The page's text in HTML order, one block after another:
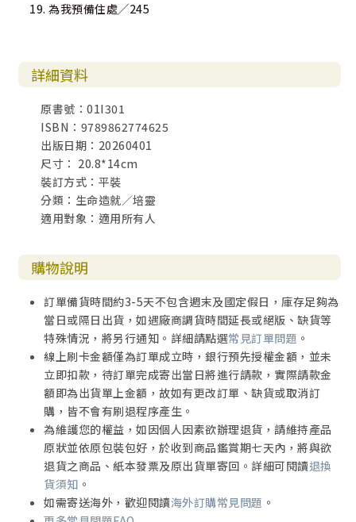
19. 為我預備住處╱245
詳細資料
原書號：01I301
ISBN：9789862774625
出版日期：20260401
尺寸： 20.8*14cm
裝訂方式：平裝
分類：生命造就／培靈
適用對象：適用所有人
購物說明
訂單備貨時間約3-5天不包含週末及國定假日，庫存足夠為
當日或隔日出貨，如遇廠商調貨時間延長或絕版、缺貨等
特殊情況，將另行通知。詳細請點選常見訂單問題 。
線上刷卡金額僅為訂單成立時，銀行預先授權金額，並未
立即扣款，待訂單完成寄出當日將進行請款，實際請款金
額即為出貨單上金額，故如有更改訂單、缺貨或取消訂
購，皆不會有刷退程序產生。
為維護您的權益，如因個人因素欲辦理退貨，請維持產品
原狀並依原包裝包好，於收到商品鑑賞期七天內，將與欲
退貨之商品、紙本發票及原出貨單寄回。詳細可閱讀退換
貨須知 。
如需寄送海外，歡迎閱讀海外訂購常見問題 。